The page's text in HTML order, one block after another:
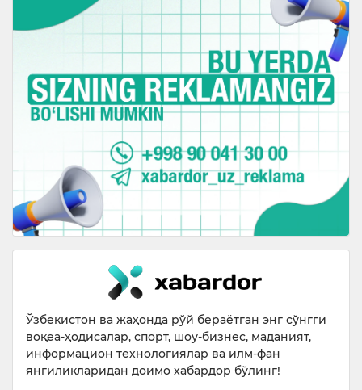
Ўзбекистон ва жаҳонда рўй бераётган энг сўнгги
воқеа-ҳодисалар, спорт, шоу-бизнес, маданият,
информацион технологиялар ва илм-фан
янгиликларидан доимо хабардор бўлинг!